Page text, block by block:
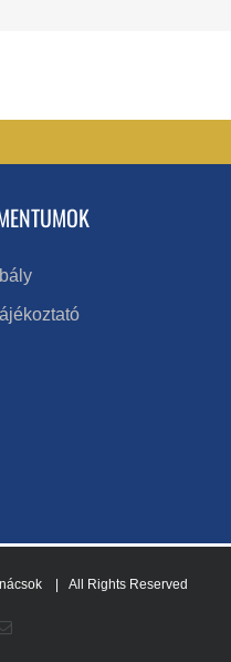
| All Rights Reserved
Email